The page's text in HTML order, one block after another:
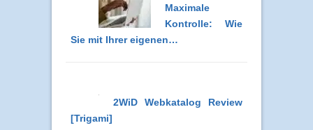
Maximale
Kontrolle: Wie
Sie mit Ihrer eigenen…
2WiD Webkatalog Review
[Trigami]